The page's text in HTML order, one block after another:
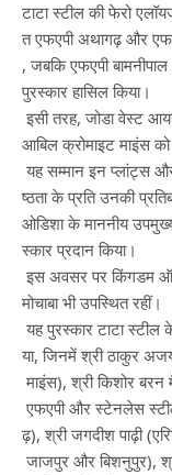
टाटा स्टील की फेरो
त एफएपी अथागढ़ और
, जबकि एफएपी
पुरस्कार हासिल किया।
इसी तरह, जोडा वेस्ट
आबिल क्रोमाइट माइंस
यह सम्मान इन प्लांट्स
ष्ठता के प्रति उनकी
ओडिशा के माननीय
स्कार प्रदान किया।
इस अवसर पर किंगडम ऑफ
मोचाबा भी उपस्थित रहीं।
यह पुरस्कार टाटा स्टील
या, जिनमें श्री ठाकुर
माइंस), श्री किशोर बरन
एफएपी और स्टेनलेस
ढ़), श्री जगदीश पाढ़ी
जाजपुर और बिशनुपुर),